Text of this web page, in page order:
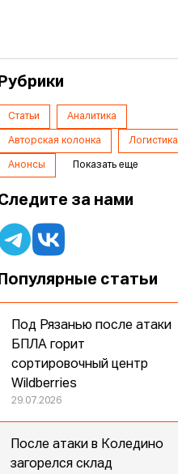
Рубрики
Статьи Аналитика
Авторская колонка Логистика
Анонсы Показать еще
за нами
Популярные статьи
Под Рязанью после атаки
БПЛА горит
сортировочный центр
Wildberries
29.07.2026
После атаки в Коледино
загорелся склад